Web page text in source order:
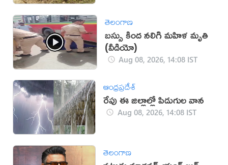
తెలంగాణ
బస్సు కింద నలిగి మహిళ మృతి
(వీడియో)
Aug 08, 2026, 14:08 IST
ఆంధ్రప్రదేశ్
రేపు ఈ జిల్లాల్లో పిడుగుల వాన
Aug 08, 2026, 14:08 IST
తెలంగాణ